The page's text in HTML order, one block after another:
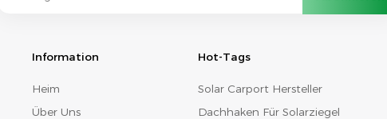
Information
Heim
Über Uns
Hot-Tags
Solar Carport Hersteller
Dachhaken Für Solarziegel